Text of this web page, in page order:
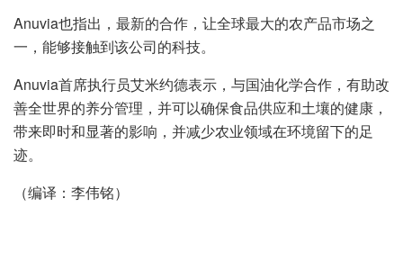
Anuvia也指出，最新的合作，让全球最大的农产品市场之
一，能够接触到该公司的科技。
Anuvia首席执行员艾米约德表示，与国油化学合作，有助改
善全世界的养分管理，并可以确保食品供应和土壤的健康，
带来即时和显著的影响，并减少农业领域在环境留下的足
迹。
（编译：李伟铭）